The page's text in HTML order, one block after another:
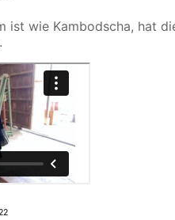
ist wie Kambodscha, hat